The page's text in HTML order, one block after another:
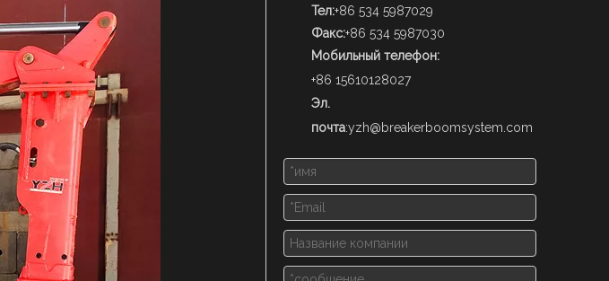
Тел:+86 534 5987029
Факс:+86 534 5987030
Мобильный телефон:
+86 15610128027
Эл.
почта:yzh@breakerboomsystem.com